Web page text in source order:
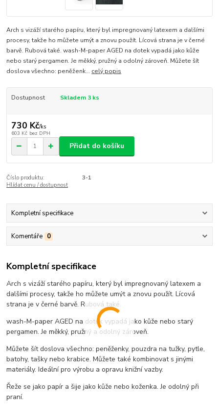
Arch s vizáží starého papíru, který byl impregnovaný latexem a dalšími
procesy, takže ho můžete umýt a znovu použít. Lícová strana je v černé
barvě. Rubová také. wash-M-paper AGED na dotek vypadá jako kůže
nebo starý pergamen. Je měkký, pružný a odolný zároveň. Můžete šít
doslova všechno: peněženk... celý popis
Dostupnost Skladem 3 ks
730 Kč/ks
603 Kč bez DPH
Přidat do košíku
Číslo produktu:
3-1
Hlídat cenu / dostupnost
Kompletní specifikace
Komentáře 0
Kompletní specifikace
Arch s vizáží starého papíru, který byl impregnovaný latexem a
dalšími procesy, takže ho můžete umýt a znovu použít. Lícová
strana je v černé barvě. Rubová také.
wash-M-paper AGED na dotek vypadá jako kůže nebo starý
pergamen. Je měkký, pružný a odolný zároveň.
Můžete šít doslova všechno: peněženky, pouzdra na tužky, pytle,
batohy, tašky nebo krabice. Můžete také kombinovat s jinými
materiály. Ideální pro výrobu a opravu knižní vazby.
Řeže se jako papír a šije jako kůže nebo koženka. Je odolný při
praní.